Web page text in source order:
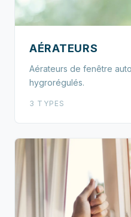
AÉRATEURS
Aérateurs de fenêtre
hygrorégulés.
3 TYPES